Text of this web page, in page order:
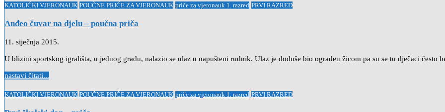
Posted
KATOLIČKI VJERONAUK POUČNE PRIČE ZA VJERONAUK priče za vjeronauk 1. razred PRVI RAZRED
Anđeo čuvar na djelu – poučna priča
11. siječnja 2015.
U blizini sportskog igrališta, u jednog gradu, nalazio se ulaz u napušteni rudnik. Ulaz je doduše bio ograđen žicom pa su se tu dječaci često
nastavi čitati...
Posted
KATOLIČKI VJERONAUK POUČNE PRIČE ZA VJERONAUK priče za vjeronauk 1. razred PRVI RAZRED